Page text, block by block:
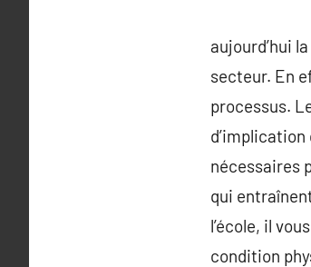
aujourd’hui
secteur. En
processus.
nécessaires
qui
l’école, il
condition